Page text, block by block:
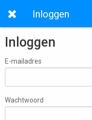
Inloggen
Inloggen
E-mailadres
Wachtwoord